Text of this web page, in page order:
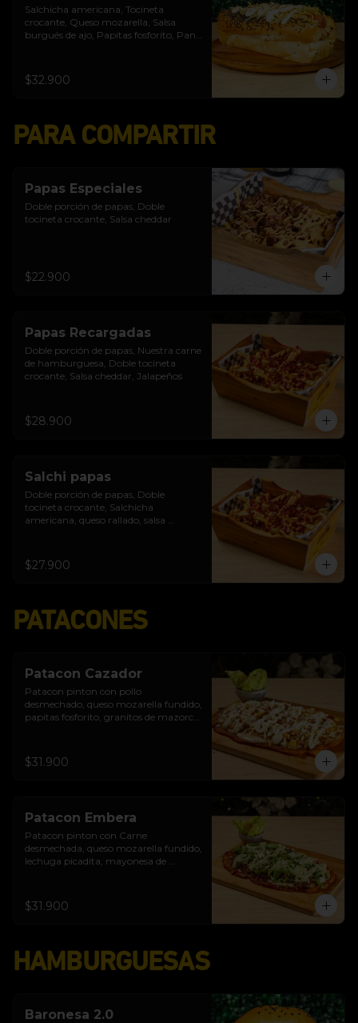
Salchicha americana, Tocineta
crocante, Queso mozarella, Salsa
burgués de ajo, Papitas fosforito, Pan
papas rústicas a la francesa y bebida.
$32.900
PARA COMPARTIR
Papas Especiales
Doble porción de papas, Doble
tocineta crocante, Salsa cheddar
$22.900
Papas Recargadas
Doble porción de papas, Nuestra carne
de hamburguesa, Doble tocineta
crocante, Salsa cheddar, Jalapeños
$28.900
Salchi papas
Doble porción de papas, Doble
tocineta crocante, Salchicha
americana, queso rallado, salsa
$27.900
PATACONES
Patacon Cazador
Patacon pinton con pollo
desmechado, queso mozarella fundido,
papitas fosforito, granitos de mazorca,
$31.900
Patacon Embera
Patacon pinton con Carne
desmechada, queso mozarella fundido,
lechuga picadita, mayonesa de
$31.900
HAMBURGUESAS
Baronesa 2.0